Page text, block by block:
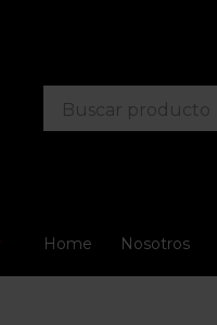
Home Nosotros